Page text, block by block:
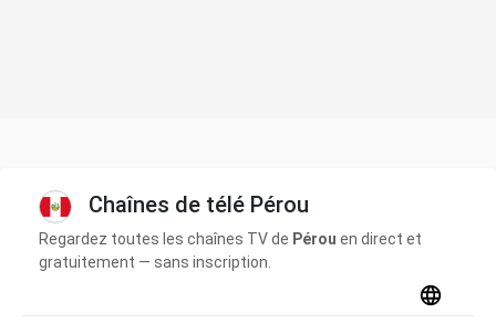
Chaînes de télé Pérou
Regardez toutes les chaînes TV de Pérou en direct et
gratuitement — sans inscription.